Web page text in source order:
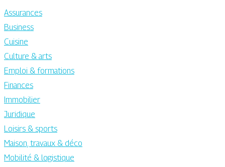
Assurances
Business
Cuisine
Culture & arts
Emploi & formations
Finances
Immobilier
Juridique
Loisirs & sports
Maison, travaux & déco
Mobilité & logistique